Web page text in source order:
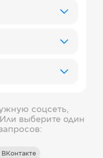
соцсеть,
выберите один